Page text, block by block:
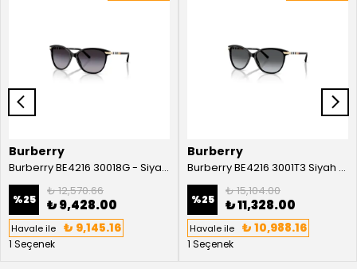
Burberry
Burberry BE4216 30018G - Siyah Kadın Güneş Gözlüğü
%25
₺ 12,570.66
₺ 9,428.00
Havale ile ₺ 9,145.16
1 Seçenek
Burberry
Burberry BE4216 3001T3 Siyah Kadın Güneş Gözlüğü
%25
₺ 15,104.00
₺ 11,328.00
Havale ile ₺ 10,988.16
1 Seçenek